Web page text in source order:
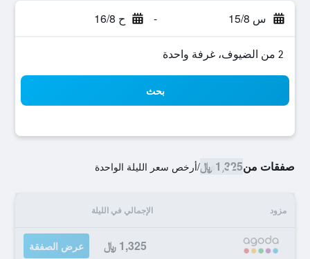
س 15/8 - ح 16/8
2 من الضيوف، غرفة واحدة
بحث
صفقات من1,325 ﷼ /أرخص سعر الليلة الواحدة
مزود الإجمالي في الليلة
1,325 ﷼ عرض الصفقة